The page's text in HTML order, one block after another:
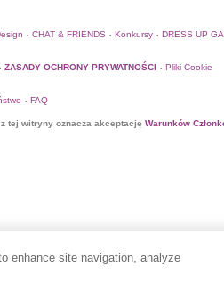
• CHAT & FRIENDS • Konkursy • DRESS UP
• ZASADY OCHRONY PRYWATNOŚCI • Pliki Cookie
• FAQ
tej witryny oznacza akceptację Warunków
enhance site navigation, analyze